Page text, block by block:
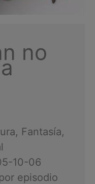
no
Fantasía,
10-06
episodio